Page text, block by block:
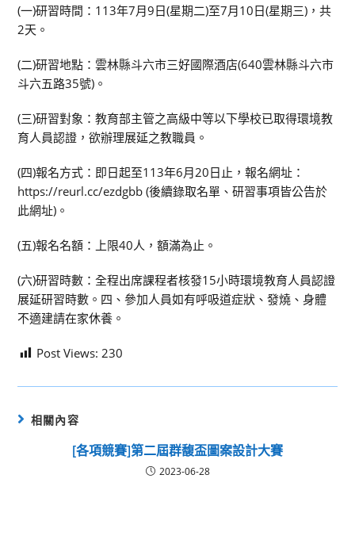
(一)研習時間：113年7月9日(星期二)至7月10日(星期三)，共
2天。
(二)研習地點：雲林縣斗六市三好國際酒店(640雲林縣斗六市
斗六五路35號)。
(三)研習對象：教育部主管之高級中等以下學校已取得環境教
育人員認證，欲辦理展延之教職員。
(四)報名方式：即日起至113年6月20日止，報名網址：
https://reurl.cc/ezdgbb (後續錄取名單、研習事項皆公告於
此網址)。
(五)報名名額：上限40人，額滿為止。
(六)研習時數：全程出席課程者核發15小時環境教育人員認證
展延研習時數。四、參加人員如有呼吸道症狀、發燒、身體
不適建請在家休養。
Post Views: 230
相關內容
[各項競賽]第二屆群馥盃圖案設計大賽
2023-06-28